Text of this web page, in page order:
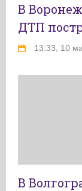
В
ДТП
13:33, 10
В